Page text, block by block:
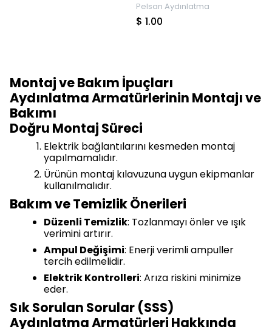
Pelsan Aydınlatma
$ 1.00
Montaj ve Bakım İpuçları
Aydınlatma Armatürlerinin Montajı ve
Bakımı
Doğru Montaj Süreci
Elektrik bağlantılarını kesmeden montaj
yapılmamalıdır.
Ürünün montaj kılavuzuna uygun ekipmanlar
kullanılmalıdır.
Bakım ve Temizlik Önerileri
Düzenli Temizlik: Tozlanmayı önler ve ışık
verimini artırır.
Ampul Değişimi: Enerji verimli ampuller
tercih edilmelidir.
Elektrik Kontrolleri: Arıza riskini minimize
eder.
Sık Sorulan Sorular (SSS)
Aydınlatma Armatürleri Hakkında